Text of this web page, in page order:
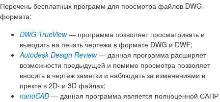
Перечень бесплатных программ для просмотра файлов DWG-
формата:
DWG TrueView— программа позволяет просматривать и
выводить на печать чертежи в формате DWG и DWF;
Autodesk Design Review— данная программа расширяет
возможности предыдущей и помимо просмотра позволяет
вносить в чертёж заметки и наблюдать за изменениями в
пректе в 2D- и 3D файлах;
nanoCAD — данная программа является полноценной САПР